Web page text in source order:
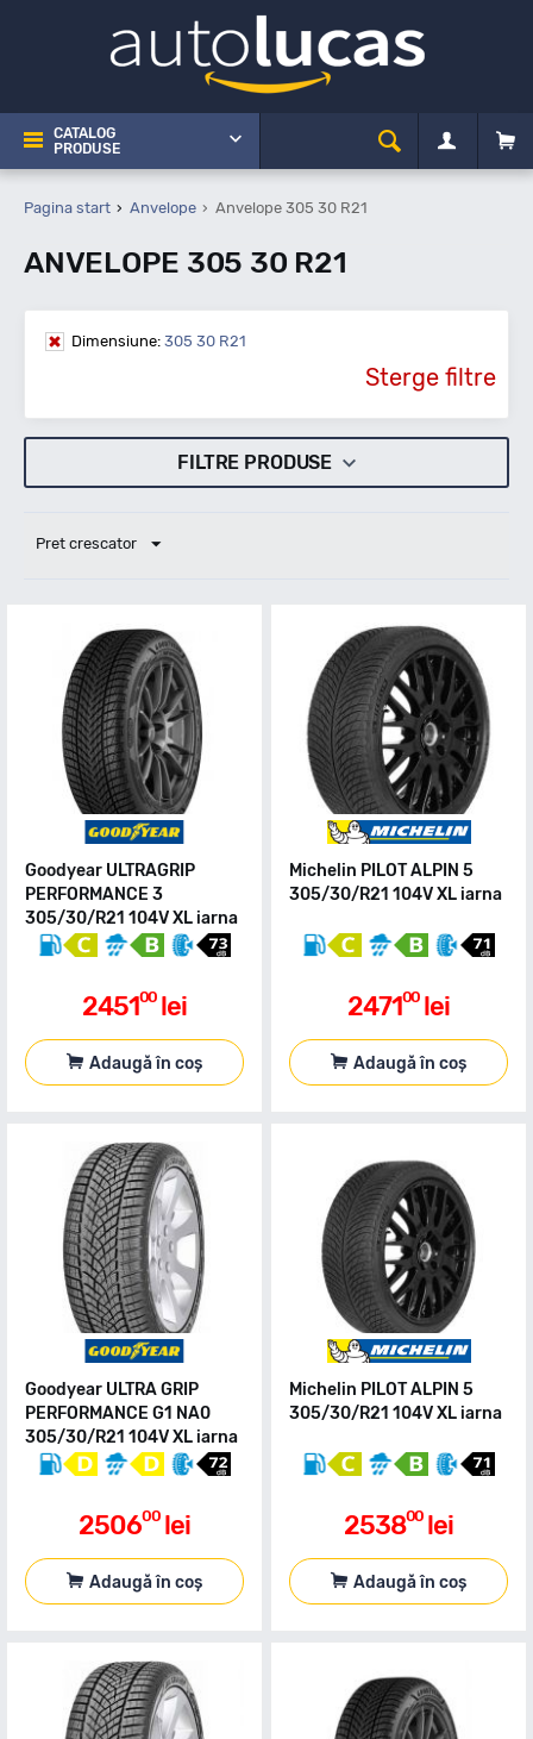
CATALOG
PRODUSE
Pagina start Anvelope Anvelope 305 30 R21
ANVELOPE 305 30 R21
Dimensiune: 305 30 R21
Sterge filtre
FILTRE PRODUSE
Pret crescator
Goodyear ULTRAGRIP
PERFORMANCE 3
305/30/R21 104V XL iarna
245100 lei
Adaugă în coș
Michelin PILOT ALPIN 5
305/30/R21 104V XL iarna
247100 lei
Adaugă în coș
Goodyear ULTRA GRIP
PERFORMANCE G1 NA0
305/30/R21 104V XL iarna
250600 lei
Adaugă în coș
Michelin PILOT ALPIN 5
305/30/R21 104V XL iarna
253800 lei
Adaugă în coș